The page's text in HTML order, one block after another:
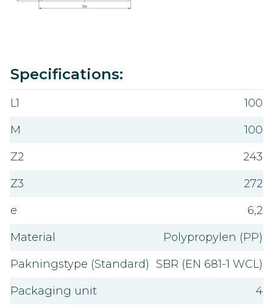
Specifications:
L1
100
M
100
Z2
243
Z3
272
e
6,2
Material
Polypropylen (PP)
Pakningstype (Standard)
SBR (EN 681-1 WCL)
Packaging unit
4